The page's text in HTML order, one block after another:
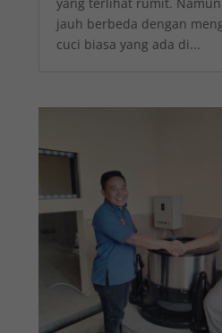
jauh berbeda dengan
cuci biasa yang ada di...